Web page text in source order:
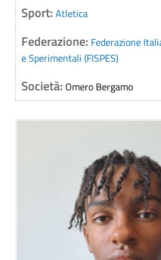
Sport: Atletica
Federazione: Federazione
e Sperimentali (FISPES)
Società: Omero Bergamo